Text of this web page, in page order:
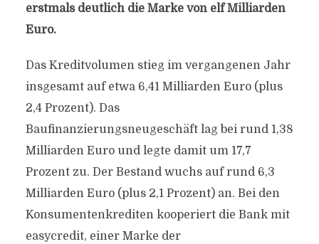
erstmals deutlich die Marke von elf Milliarden
Euro.
Das Kreditvolumen stieg im vergangenen Jahr
insgesamt auf etwa 6,41 Milliarden Euro (plus
2,4 Prozent). Das
Baufinanzierungsneugeschäft lag bei rund 1,38
Milliarden Euro und legte damit um 17,7
Prozent zu. Der Bestand wuchs auf rund 6,3
Milliarden Euro (plus 2,1 Prozent) an. Bei den
Konsumentenkrediten kooperiert die Bank mit
easycredit, einer Marke der